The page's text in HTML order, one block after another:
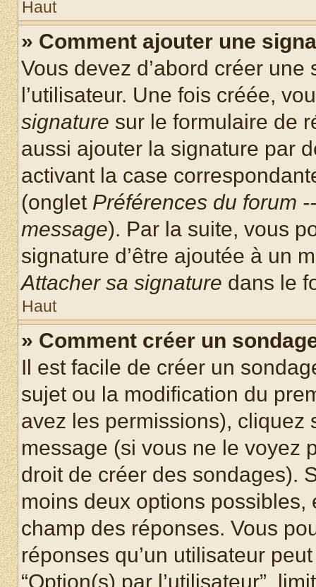
Haut
» Comment ajouter une
Vous devez d’abord créer
l’utilisateur. Une fois créée,
signature sur le formulaire de
aussi ajouter la signature par
activant la case
(onglet Préférences du forum
message). Par la suite, vous
signature d’être ajoutée à un
Attacher sa signature dans le
Haut
» Comment créer un
Il est facile de créer un
sujet ou la modification du
avez les permissions), cliquez
message (si vous ne le voyez
droit de créer des sondages).
moins deux options
champ des réponses. Vous
réponses qu’un utilisateur
“Option(s) par l’utilisateur”,